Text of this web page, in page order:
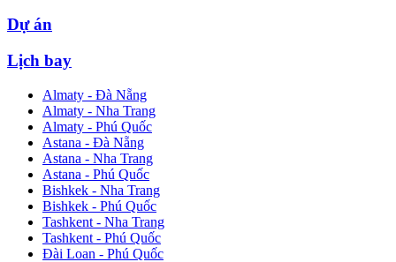
Dự án
Lịch bay
Almaty - Đà Nẵng
Almaty - Nha Trang
Almaty - Phú Quốc
Astana - Đà Nẵng
Astana - Nha Trang
Astana - Phú Quốc
Bishkek - Nha Trang
Bishkek - Phú Quốc
Tashkent - Nha Trang
Tashkent - Phú Quốc
Đài Loan - Phú Quốc